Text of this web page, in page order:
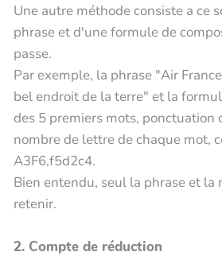
Une autre méthode consiste a ce
phrase et d'une formule de
passe.
Par exemple, la phrase "Air
bel endroit de la terre" et la
des 5 premiers mots, ponctuation
nombre de lettre de chaque mot,
A3F6,f5d2c4.
Bien entendu, seul la phrase et la
retenir.
2. Compte de réduction